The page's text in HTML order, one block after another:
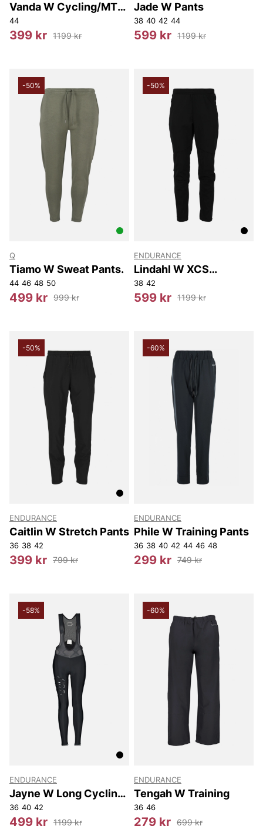
Vanda W Cycling/MTB
AWG Pants
44
399 kr 1199 kr
Jade W Pants
38 40 42 44
599 kr 1199 kr
-50%
Q
Tiamo W Sweat Pants.
44 46 48 50
499 kr 999 kr
-50%
ENDURANCE
Lindahl W XCS
Windblock Pants
38 42
599 kr 1199 kr
-50%
ENDURANCE
Caitlin W Stretch Pants
36 38 42
399 kr 799 kr
-60%
ENDURANCE
Phile W Training Pants
36 38 40 42 44 46 48
299 kr 749 kr
-58%
ENDURANCE
Jayne W Long Cycling
Tights w BIB XQL
36 40 42
499 kr 1199 kr
-60%
ENDURANCE
Tengah W Training
36 46
279 kr 699 kr